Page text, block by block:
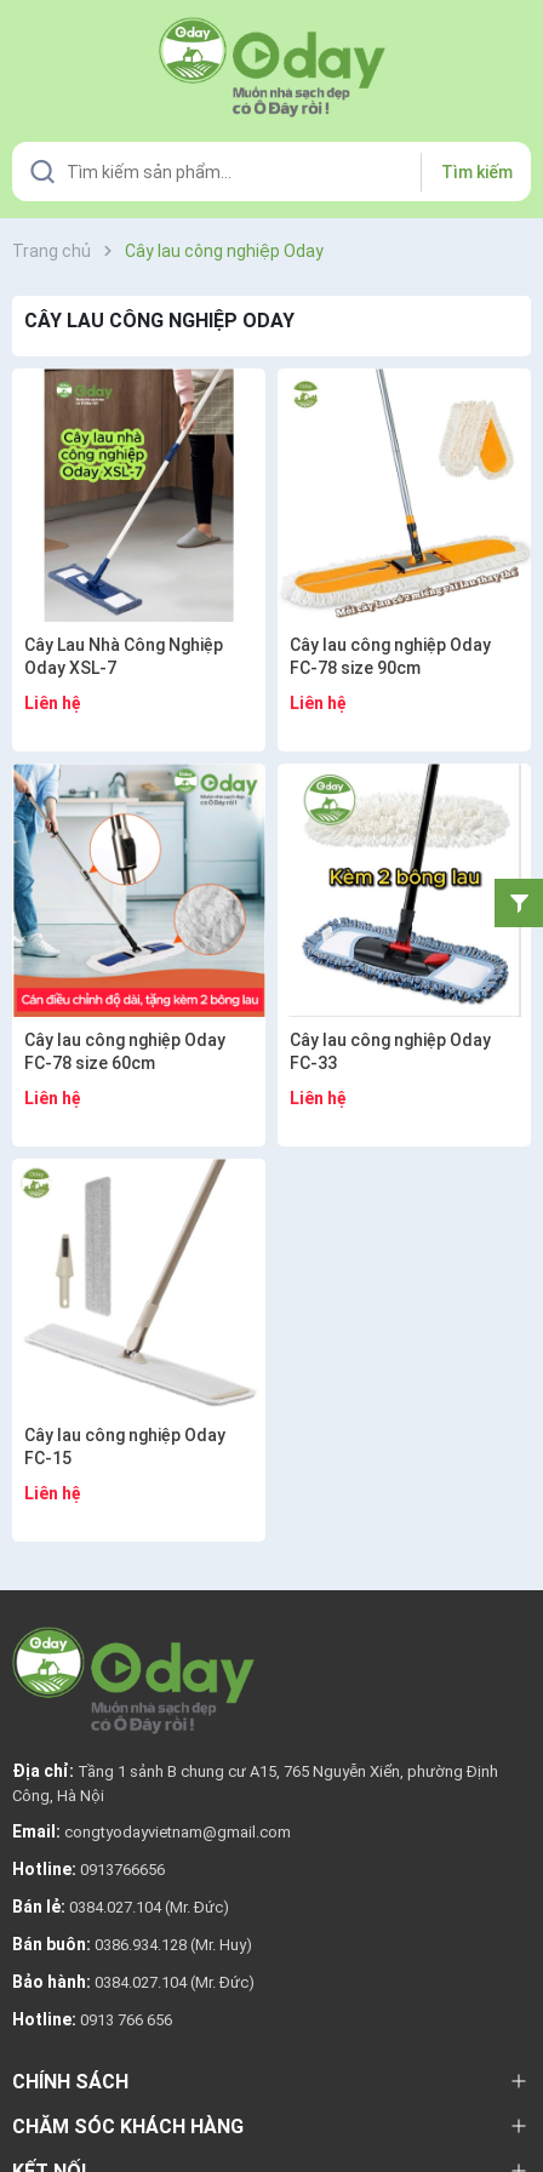
Tìm kiếm
Trang chủ Cây lau công nghiệp Oday
CÂY LAU CÔNG NGHIỆP ODAY
Cây Lau Nhà Công Nghiệp
Oday XSL-7
Liên hệ
Cây lau công nghiệp Oday
FC-78 size 90cm
Liên hệ
Cây lau công nghiệp Oday
FC-78 size 60cm
Liên hệ
Cây lau công nghiệp Oday
FC-33
Liên hệ
Cây lau công nghiệp Oday
FC-15
Liên hệ
Địa chỉ: Tầng 1 sảnh B chung cư A15, 765 Nguyễn Xiển, phường Định
Công, Hà Nội
Email: congtyodayvietnam@gmail.com
Hotline: 0913766656
Bán lẻ: 0384.027.104 (Mr. Đức)
Bán buôn: 0386.934.128 (Mr. Huy)
Bảo hành: 0384.027.104 (Mr. Đức)
Hotline: 0913 766 656
CHÍNH SÁCH
CHĂM SÓC KHÁCH HÀNG